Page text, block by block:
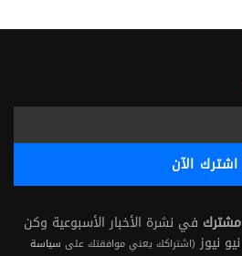
في نشرة الأخبار الأسبوعية وكن
نيوز (اشتراكك يعني موافقتك على سياسة